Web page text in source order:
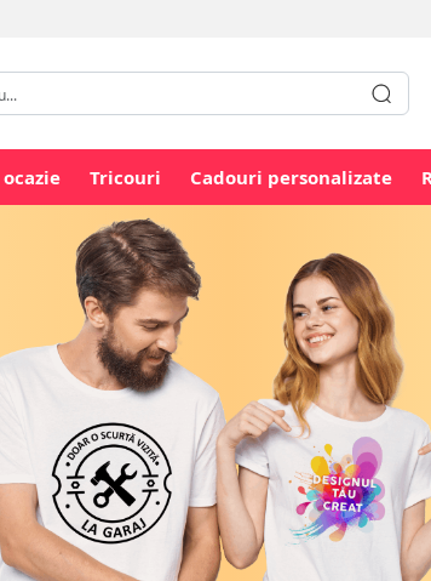
ocazie Tricouri Cadouri personalizate